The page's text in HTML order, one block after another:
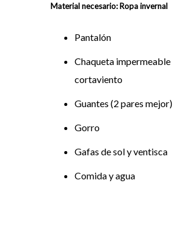
Material necesario: Ropa invernal
Pantalón
Chaqueta impermeable
cortaviento
Guantes (2 pares mejor)
Gorro
Gafas de sol y ventisca
Comida y agua